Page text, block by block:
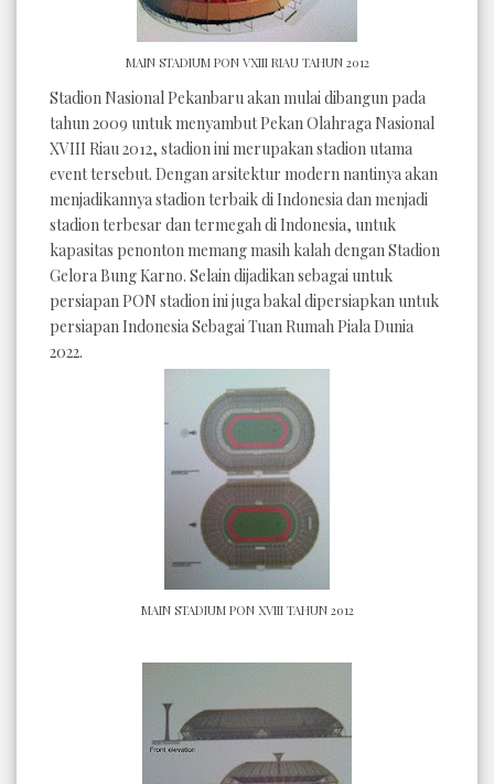
MAIN STADIUM PON VXIII RIAU TAHUN 2012
Stadion Nasional Pekanbaru akan mulai dibangun pada
tahun 2009 untuk menyambut Pekan Olahraga Nasional
XVIII Riau 2012, stadion ini merupakan stadion utama
event tersebut. Dengan arsitektur modern nantinya akan
menjadikannya stadion terbaik di Indonesia dan menjadi
stadion terbesar dan termegah di Indonesia, untuk
kapasitas penonton memang masih kalah dengan Stadion
Gelora Bung Karno. Selain dijadikan sebagai untuk
persiapan PON stadion ini juga bakal dipersiapkan untuk
persiapan Indonesia Sebagai Tuan Rumah Piala Dunia
2022.
MAIN STADIUM PON XVIII TAHUN 2012